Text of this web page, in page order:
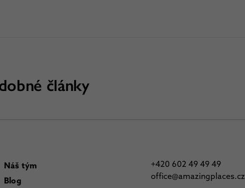
články
Náš tým
Blog
+420 602 49 49 49
office@amazingplaces.cz